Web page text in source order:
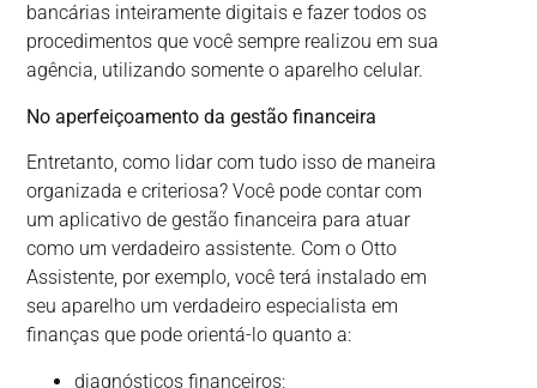
bancárias inteiramente digitais e fazer todos os
procedimentos que você sempre realizou em sua
agência, utilizando somente o aparelho celular.
No aperfeiçoamento da gestão financeira
Entretanto, como lidar com tudo isso de maneira
organizada e criteriosa? Você pode contar com
um aplicativo de gestão financeira para atuar
como um verdadeiro assistente. Com o Otto
Assistente, por exemplo, você terá instalado em
seu aparelho um verdadeiro especialista em
finanças que pode orientá-lo quanto a:
diagnósticos financeiros;